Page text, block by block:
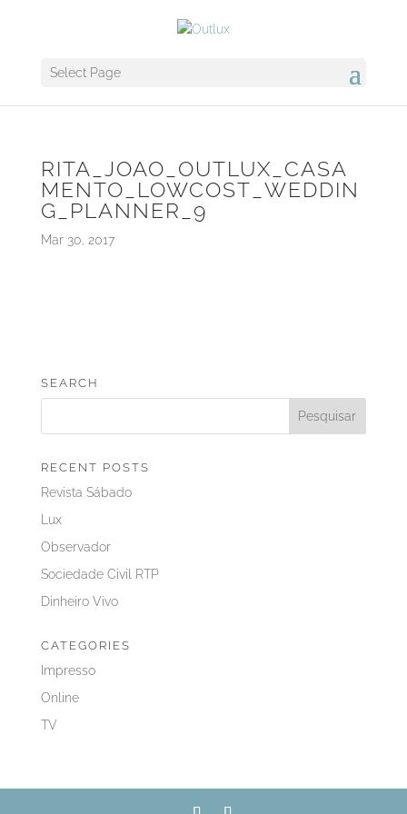
Select Page
RITA_JOAO_OUTLUX_CASA
MENTO_LOWCOST_WEDDIN
G_PLANNER_9
Mar 30, 2017
SEARCH
RECENT POSTS
Revista Sábado
Lux
Observador
Sociedade Civil RTP
Dinheiro Vivo
CATEGORIES
Impresso
Online
TV